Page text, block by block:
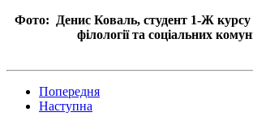
Фото: Денис Коваль, студент 1-Ж курсу
філології та соціальних
Попередня
Наступна